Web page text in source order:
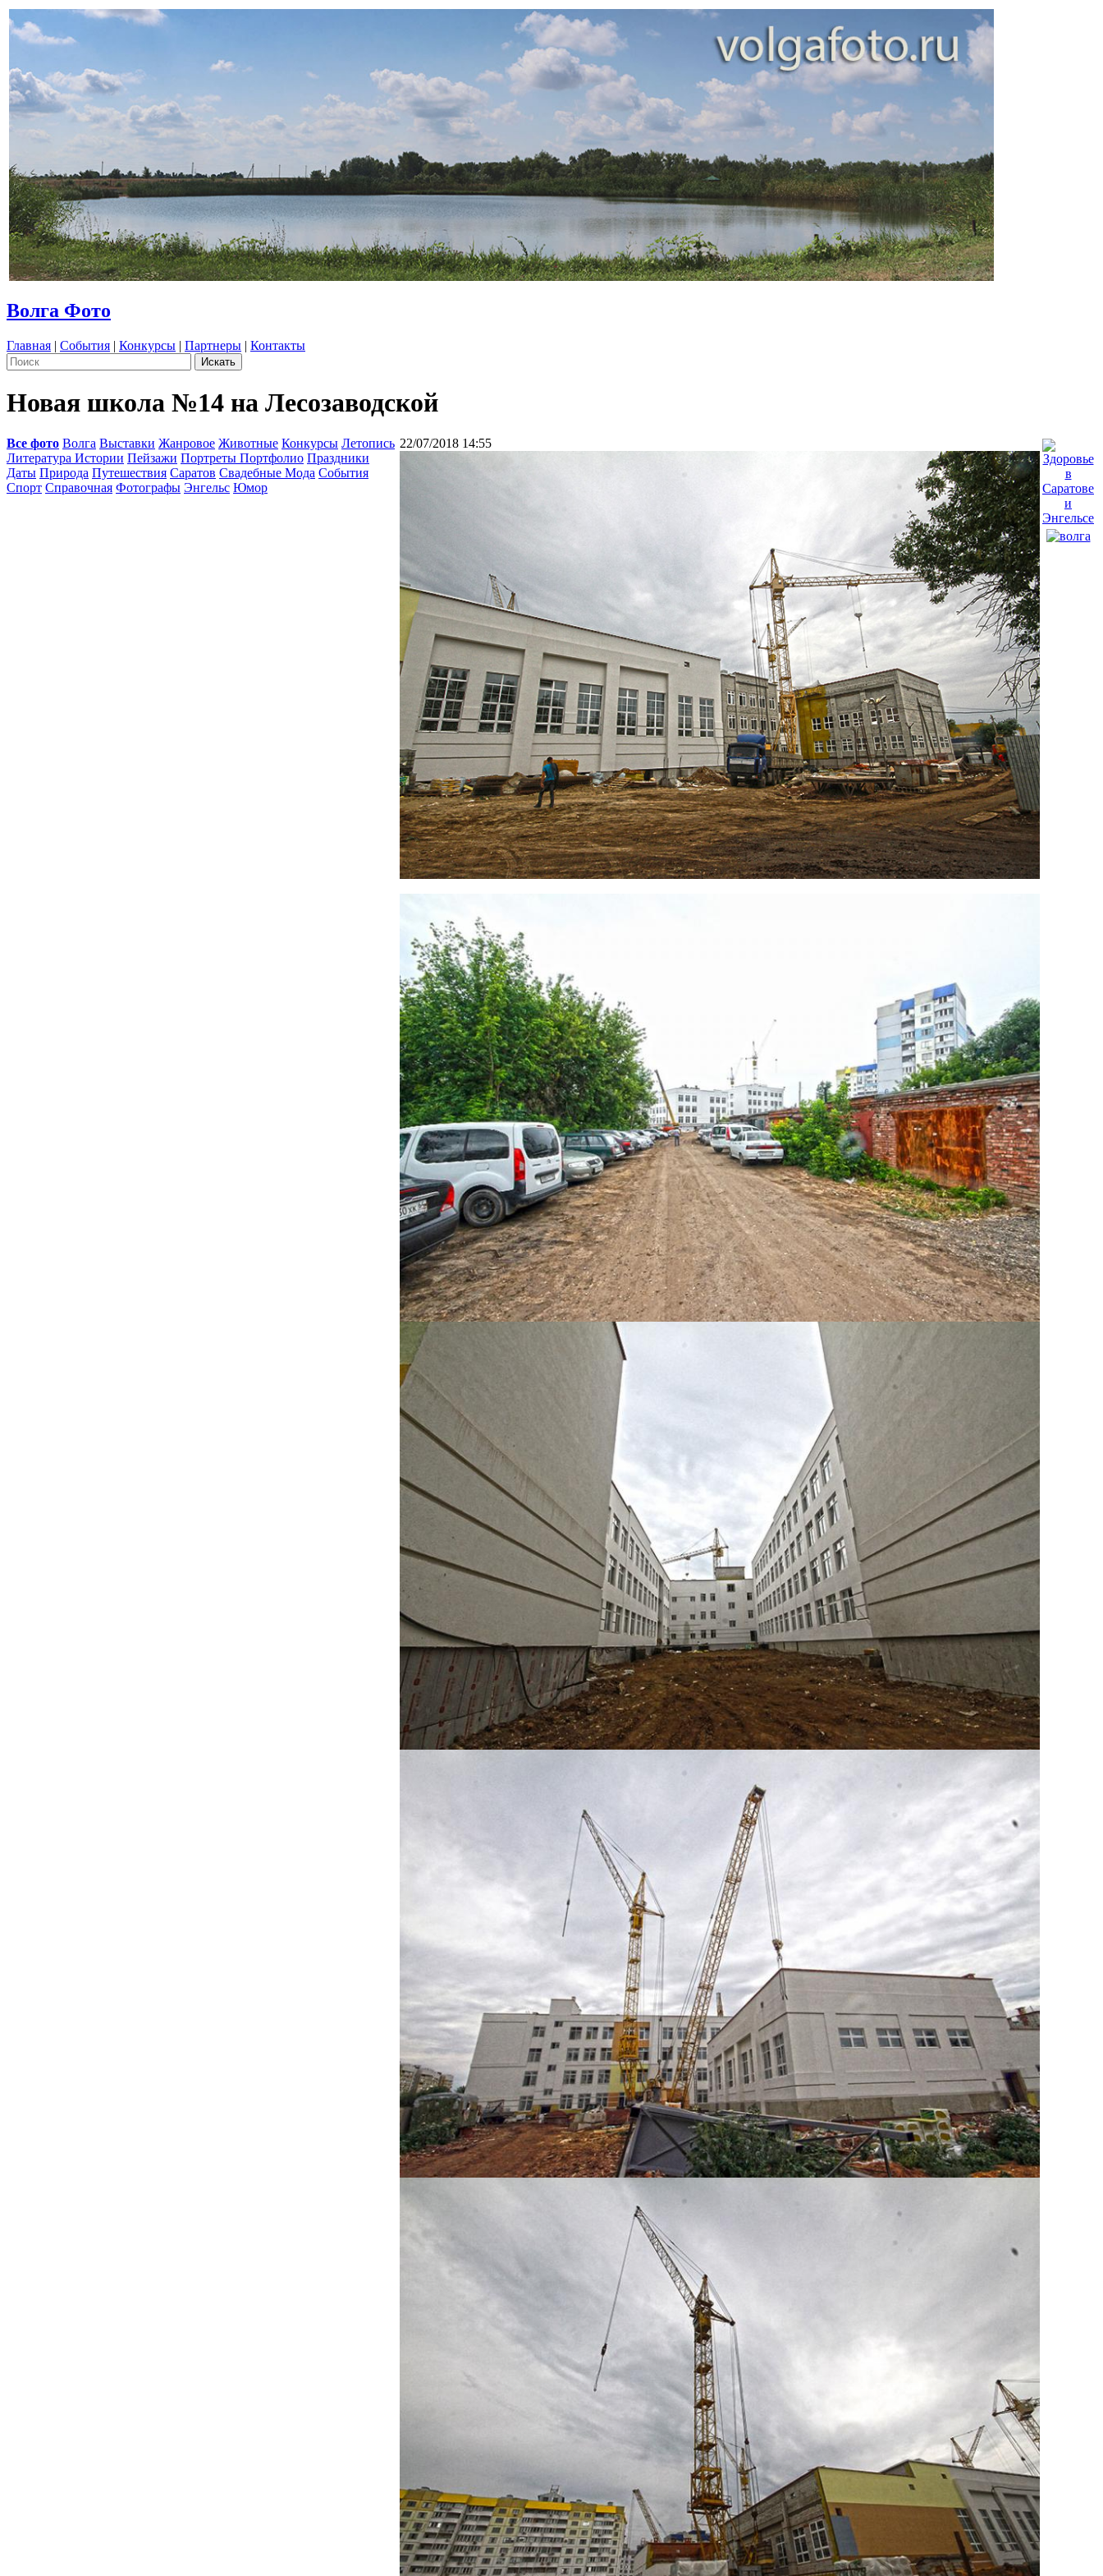
Волга Фото
Главная | События | Конкурсы | Партнеры | Контакты
Новая школа №14 на Лесозаводской
Все фото Волга Выставки Жанровое Животные Конкурсы Летопись
Литература Истории Пейзажи Портреты Портфолио Праздники
Даты Природа Путешествия Саратов Свадебные Мода События
Спорт Справочная Фотографы Энгельс Юмор
22/07/2018 14:55